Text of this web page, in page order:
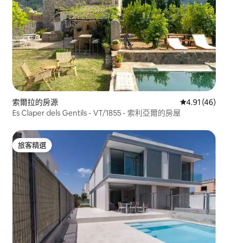
索爾拉的房源 從 46 則評價
4.91 (46)
Es Claper dels Gentils - VT/1855 - 索利亞爾的房屋
旅客精選
旅客精選